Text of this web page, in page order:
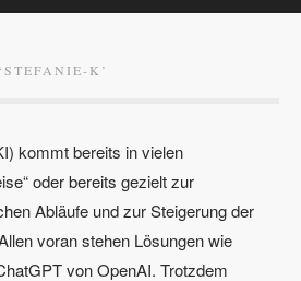
STEFANIE-K ’
kommt bereits in vielen
oder bereits gezielt zur
Abläufe und zur Steigerung der
voran stehen Lösungen wie
von OpenAI. Trotzdem